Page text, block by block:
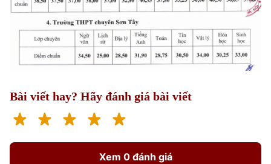
Bài viết hay? Hãy đánh giá bài viết
Xem 0 đánh giá